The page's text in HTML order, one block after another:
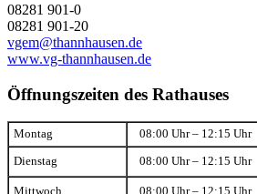
08281 901-0
08281 901-20
vgem@thannhausen.de
www.vg-thannhausen.de
Öffnungszeiten des Rathauses
Montag 08:00 Uhr – 12:15 Uhr
Dienstag 08:00 Uhr – 12:15 Uhr